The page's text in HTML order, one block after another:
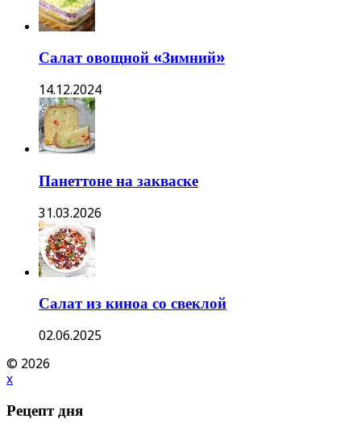
Салат овощной «Зимний»
14.12.2024
Панеттоне на закваске
31.03.2026
Салат из киноа со свеклой
02.06.2025
© 2026
x
Рецепт дня